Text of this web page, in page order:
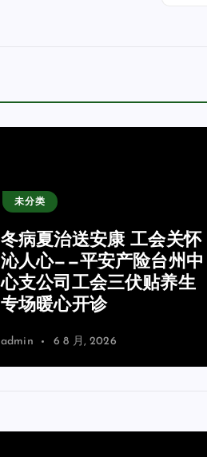
未分类
冬病夏治送安康 工会关怀
沁人心——平安产险台州中
心支公司工会三伏贴养生
专场暖心开诊
admin 6 8 月, 2026